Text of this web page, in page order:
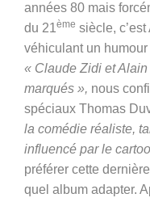
années 80 mais
du 21ème siècle,
véhiculant un
« Claude Zidi et
marqués », nous
spéciaux Thomas
la comédie réaliste,
influencé par le
préférer cette
quel album adapter.